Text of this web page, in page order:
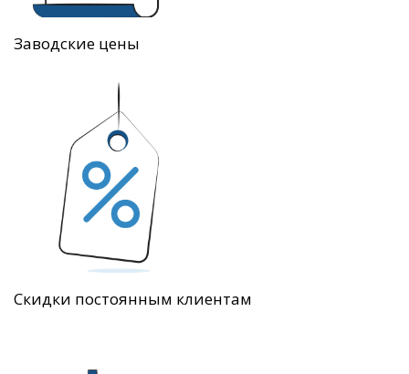
Заводские цены
Скидки постоянным клиентам